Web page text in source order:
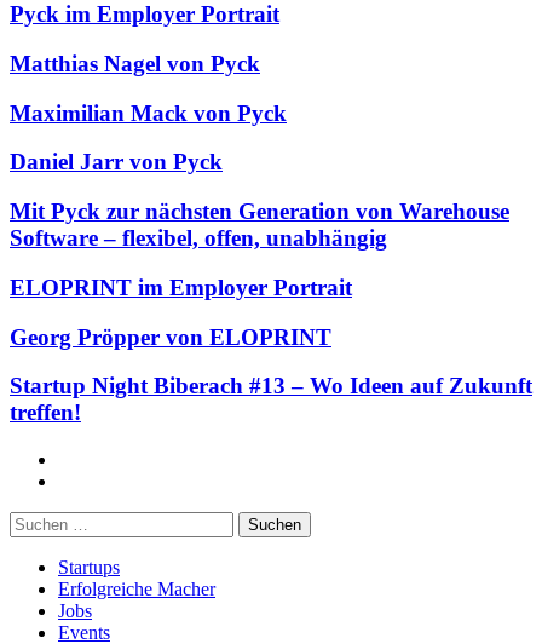
Pyck im Employer Portrait
Matthias Nagel von Pyck
Maximilian Mack von Pyck
Daniel Jarr von Pyck
Mit Pyck zur nächsten Generation von Warehouse
Software – flexibel, offen, unabhängig
ELOPRINT im Employer Portrait
Georg Pröpper von ELOPRINT
Startup Night Biberach #13 – Wo Ideen auf Zukunft
treffen!
Suchen
nach:
Startups
Erfolgreiche Macher
Jobs
Events